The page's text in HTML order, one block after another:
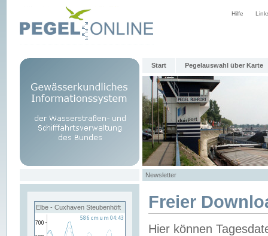
Hilfe
Start Pegelauswahl über Karte
Newsletter
Elbe - Cuxhaven Steubenhöft Freier
Hier können